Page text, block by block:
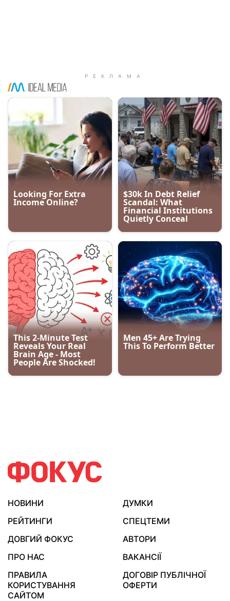
НОВИНИ
ДУМКИ
РЕЙТИНГИ
СПЕЦТЕМИ
ДОВГИЙ ФОКУС
АВТОРИ
ПРО НАС
ВАКАНСІЇ
ПРАВИЛА
КОРИСТУВАННЯ
САЙТОМ
ДОГОВІР ПУБЛІЧНОЇ
ОФЕРТИ